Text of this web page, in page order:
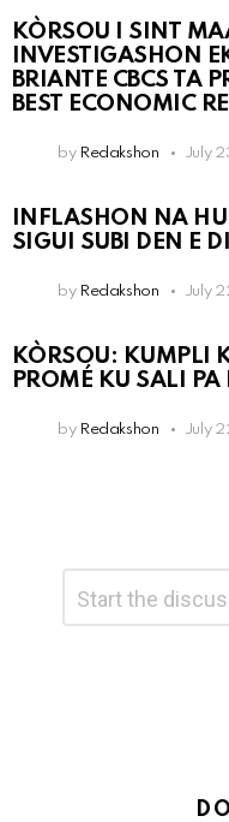
KÒRSOU I SINT
INVESTIGASHON
BRIANTE CBCS TA
BEST ECONOMIC
by Redakshon July
INFLASHON NA
SIGUI SUBI DEN E
by Redakshon July
KÒRSOU: KUMPLI
PROMÉ KU SALI PA
by Redakshon July
Reply